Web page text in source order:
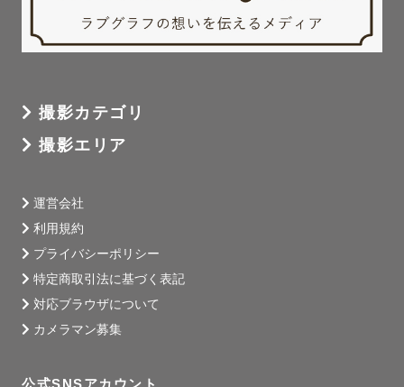
撮影カテゴリ
撮影エリア
運営会社
利用規約
プライバシーポリシー
特定商取引法に基づく表記
対応ブラウザについて
カメラマン募集